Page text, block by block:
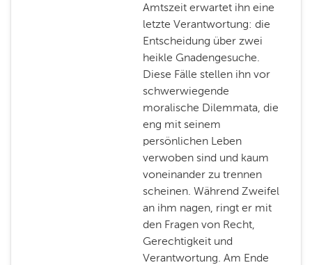
Amtszeit erwartet ihn eine
letzte Verantwortung: die
Entscheidung über zwei
heikle Gnadengesuche.
Diese Fälle stellen ihn vor
schwerwiegende
moralische Dilemmata, die
eng mit seinem
persönlichen Leben
verwoben sind und kaum
voneinander zu trennen
scheinen. Während Zweifel
an ihm nagen, ringt er mit
den Fragen von Recht,
Gerechtigkeit und
Verantwortung. Am Ende